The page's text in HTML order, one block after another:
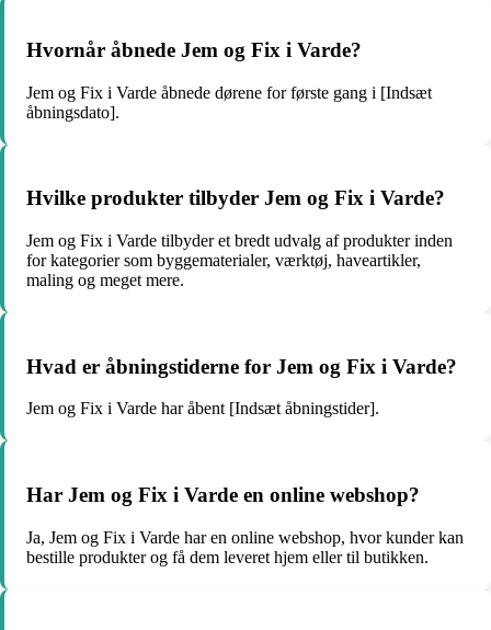
Hvornår åbnede Jem og Fix i Varde?
Jem og Fix i Varde åbnede dørene for første gang i [Indsæt
åbningsdato].
Hvilke produkter tilbyder Jem og Fix i Varde?
Jem og Fix i Varde tilbyder et bredt udvalg af produkter inden
for kategorier som byggematerialer, værktøj, haveartikler,
maling og meget mere.
Hvad er åbningstiderne for Jem og Fix i Varde?
Jem og Fix i Varde har åbent [Indsæt åbningstider].
Har Jem og Fix i Varde en online webshop?
Ja, Jem og Fix i Varde har en online webshop, hvor kunder kan
bestille produkter og få dem leveret hjem eller til butikken.